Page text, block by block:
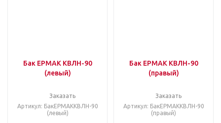
Бак ЕРМАК КВЛН-90
(левый)
Заказать
Артикул: БакЕРМАККВЛН-90
(левый)
Бак ЕРМАК КВЛН-90
(правый)
Заказать
Артикул: БакЕРМАККВЛН-90
(правый)